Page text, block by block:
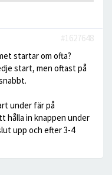
#1627648
startar om ofta?
start, men oftast på
under fär på
hålla in knappen under
upp och efter 3-4